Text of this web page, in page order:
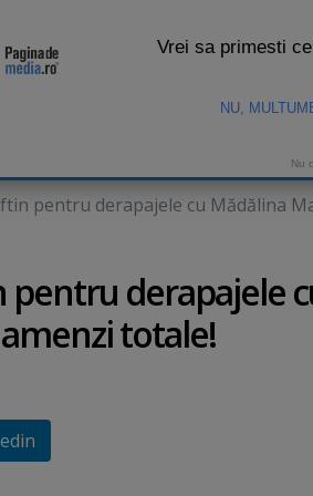
pentru derapajele cu Mădălina
pentru derapajele
totale!
Vrei sa primesti
NU,
Nu